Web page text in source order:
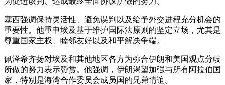
塞西强调保持灵活性、避免误判以及给予外交进程充分机会的
重要性。他重申埃及基于维护国际法原则的坚定立场，尤其是
尊重国家主权、睦邻友好以及和平解决争端。
佩泽希齐扬对埃及和其他地区各方为弥合伊朗和美国观点分歧
所做的努力表示赞赏。他强调，伊朗渴望加强与所有阿拉伯国
家，特别是海湾合作委员会成员国的兄弟情谊。